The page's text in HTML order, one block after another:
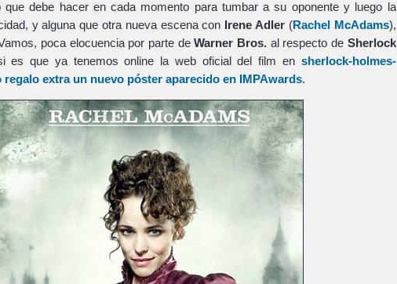
que debe hacer en cada momento para tumbar a su oponente y luego la
y alguna que otra nueva escena con Irene Adler(Rachel McAdams),
poca elocuencia por parte deWarner Bros.al respecto de Sherlock
es que ya tenemos online la web oficial del film en sherlock-holmes-
regalo extra un nuevo póster aparecido en IMPAwards.